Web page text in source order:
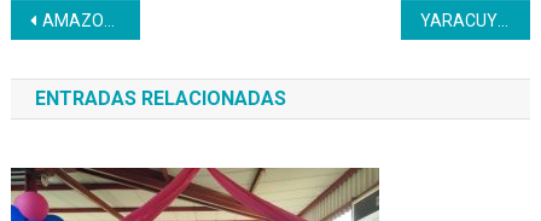
Navegación
de
entradas
‎AMAZONAS | Inces Entregó Certificados En Refrigeración A Trabajadores Del Cicmeta YARACUY | Profesionales se capacitan en materia de resolución de conflictos
ENTRADAS RELACIONADAS